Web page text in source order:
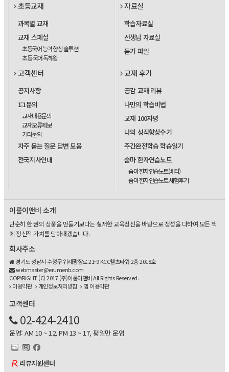
초등교재
과목별 교재
교재 스페셜
초등국어 능력 향상 솔루션
초등 국어 독해왕
자료실
학습자료실
선생님 자료실
듣기 파일
고객센터
공지사항
1:1문의
교재내용문의
교재오류제보
기타문의
자주 묻는 질문 답변 모음
전국지사안내
교재 후기
공감 교재 리뷰
나만의 학습비법
교재 100자평
나의 성적향상수기
주간완전학습 학습일기
숨마 한자연습노트
숨마 한자연습노트(베타)
숨마 한자연습노트 체험후기
이룸이앤비 소개
단순히 한 권의 상품을 만들기보다는 철저한 교육정신을 바탕으로 정성을 다하여 모든 책
에 정신적 가치를 담아내겠습니다.
회사주소
경기도 성남시 수정구 위례광장로 21-9 KCC웰츠타워 2층 2018호
webmaster@erumenb.com
COPYRIGHT (C) 2017 (주)이룸이앤비 All Rights Reserved.
이용약관
개인정보처리방침 앱 이용약관
고객센터
02-424-2410
운영: AM 10 ~ 12, PM 13 ~ 17, 평일만 운영
리뷰지원센터